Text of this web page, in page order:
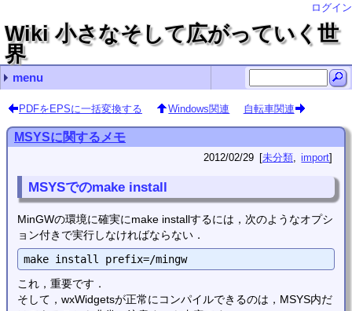
ログイン
Wiki 小さなそして広がっていく世
界
menu
最近の記事
.vimrcの記述例
画面の分割やタブの操作
nohupの使い方
exiftool（CLI付Perlライブラリ）の存在とインストール，
LaTeXで空白記号を出力する
最近のコメント
Debianサーバ構築編 name
bcで指数表示 Hirayama Hirosugu
bcで指数表示 ゴミ情報
usermod ken2kent
adiaryでTeXを使う Hirayama Hirosugu
コンテンツ
Debianに関すること
常用するようなコマンド？
Linuxの各種圧縮・展開コマンド
履歴検索いろいろ 端末でCtrl＋rとたたいた後に
nohupの使い方
管理コマンド
usermod
rsync
analog
crontab
sysv-rc-conf
find
ハードディスクの温度をDebian上で確認する（
cpufreqによるクロック周波数制御
時間制御 cronとat
シェルスクリプト
画像変換
lameでフォルダ内のwavファイルを一括変換する
Wake-on-LANの使い方
manページをPDFファイルに変換するには？
仮想端末を一時的にロックする
Debianのホームディレクトリの名前を日本語から英語に
rootにsuするとファイル名や設定ファイル内の日本語が
.bashrc編集（historyコマンドの保存行数増加とlsコマン
Debianサーバ構築編
adiary
adiaryの導入
adiaryでTeXを使う
adiaryで記事を検索する
画像・各種ファイルのUP
adiaryの画像アップロードについての設定等
Debianのインストール
sshの導入と使い方
apacheのディレクトリ一覧の文字コード指定
Debianデスクトップ構築編
Nautilusの設定
Debian LennyでUSB Audioをデフォルトにする
Debian Lennyでの動画編集
Avidemuxのメモ
Debian LennyでSE-200PCIをデフォルトにする
FirefoxをLennyにインストールする
Debianに自分でインストールしたFirefoxを更新する
プログラミング
GSLの使い方
GSLで簡単プログラミング１
GSLで簡単プログラミング2
totemのプラグインを自作？
Cのコンパイルについて
Borland C++ Compiler 5.5のインストールについて
GlibのWindowsにおけるインストールと…
クロスプラットフォーム
vim置換で改行を使う
文字数カウント
vimの簡単な使い方
vimの設定
vimのキーボードマクロ
置換で使用する正規表現の例
vimで確認しながら置換操作する
ある文字列を囲んでいる記号を別の記号に置換する
Gvimで印刷する
指定した間隔で行頭へ文字列を挿入する
ちょっと前にddで消した行を呼び出す
vimでsyntaxを追加する
vimで折畳みを使う
vimでdiffを使う
vimで行頭に一括で記号を挿入・削除
Windows版GvimでPowerShellを呼び出す．
画面の分割やタブの操作
.vimrcの記述例
GIMP
TeXdvioutのEPS表示設定
dvipdfmx(Debian)のエラー解決
TeX環境の構築
TeXの索引の書式を変更する
hyperrefは読み込ませる順番に気をつけましょう
図のcaptionを再定義する
fancyhdrでヘッダの書式指定
table環境やarray環境で行間を変更する
TeXで図をコード記述位置に強制的に出力する
dviout abort automatic font generation
TeX(LaTeX)のfigure環境で，dpiを考慮した画像幅をポ
scilab
簡単な使い方
数式をラベルに挿入
inkscape
inkscapeで数式
textextの代替
gnuplotのsvg出力でフォントを設定し，inkscapeで編
mplayer
mplayerのプレイリスト
gnuplot
gnuplotを使ってみる（実用編）
bcで指数表示
各種変換
flvファイルから音声抽出
文字コードの変換（nkfを利用して）
mp4ファイルから音声抽出
jpgをepsに変換する
ファイル名の文字コードを変更する convmv
BonTsDemuxをLinux（Debian squeeze）で使う
PNGファイルとJPGファイルをPDFファイルへ変換．
Windows関連
Windows PowerShellでファイル名を一括変更する（
回復パーティションの拡張操作（Windows10 Pro 22H2）
GNU sed をWindowsで使う
robocopyでファイルサーバにバックアップ
花子
OSの再インストール編
Excelのマクロ
Windowsのコマンドプロンプトでファイル検索
キャラ絵でCPU使用率の確認
TvRockの設定（with PT2）
dirコマンドでファイル検索をする
PDFをEPSに一括変換する
MSYSに関するメモ
自転車関連
タグ（あまり機能していません）
Linux (11)
import (112)
TeX (2)
クロスプラットフォーム (2)
vim (3)
未分類 (92)
花子 (2)
(none) (14)
PDFをEPSに一括変換する Windows関連 自転車関連
MSYSに関するメモ
2012/02/29 未分類 import
MSYSでのmake install
MinGWの環境に確実にmake installするには，次のようなオプシ
ョン付きで実行しなければならない．
make install prefix=/mingw
これ，重要です．
そして，wxWidgetsが正常にコンパイルできるのは，MSYS内だ